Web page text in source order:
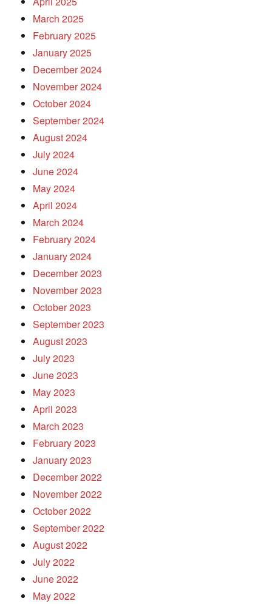
March 2025
February 2025
January 2025
December 2024
November 2024
October 2024
September 2024
August 2024
July 2024
June 2024
May 2024
April 2024
March 2024
February 2024
January 2024
December 2023
November 2023
October 2023
September 2023
August 2023
July 2023
June 2023
May 2023
April 2023
March 2023
February 2023
January 2023
December 2022
November 2022
October 2022
September 2022
August 2022
July 2022
June 2022
May 2022